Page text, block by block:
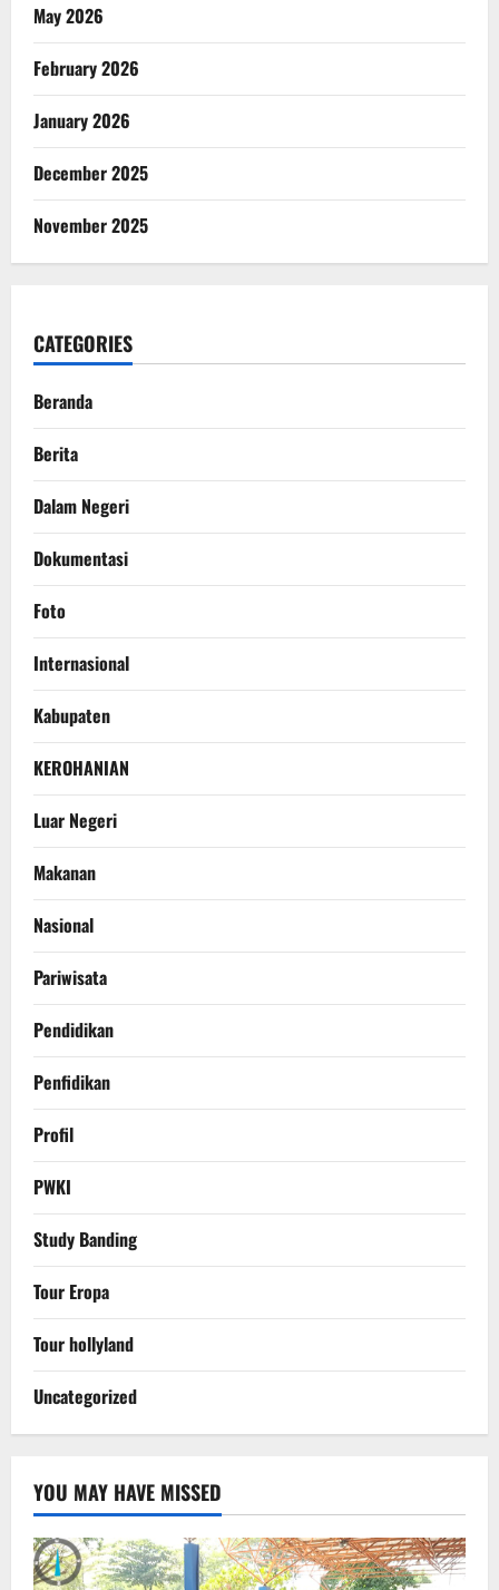
May 2026
February 2026
January 2026
December 2025
November 2025
CATEGORIES
Beranda
Berita
Dalam Negeri
Dokumentasi
Foto
Internasional
Kabupaten
KEROHANIAN
Luar Negeri
Makanan
Nasional
Pariwisata
Pendidikan
Penfidikan
Profil
PWKI
Study Banding
Tour Eropa
Tour hollyland
Uncategorized
YOU MAY HAVE MISSED